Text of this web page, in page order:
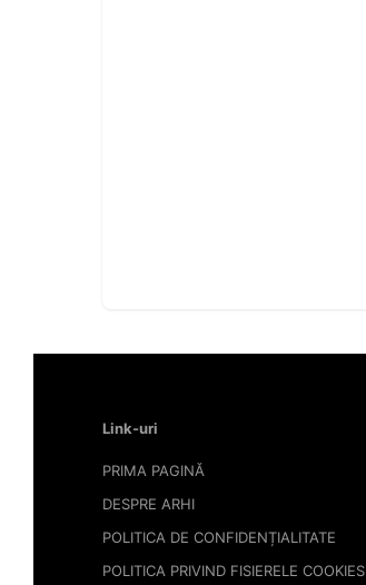
Link-uri
PRIMA PAGINĂ
DESPRE ARHI
POLITICA DE CONFIDENȚIALITATE
POLITICA PRIVIND FISIERELE COOKIES